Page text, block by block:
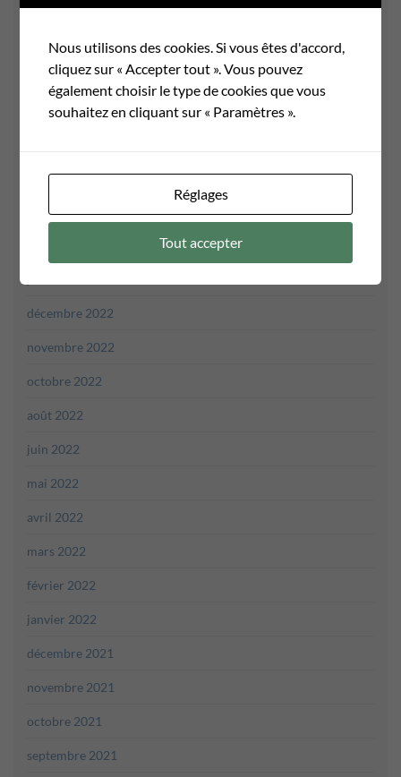
septembre 2023
août 2023
juillet 2023
juin 2023
avril 2023
mars 2023
décembre 2022
novembre 2022
octobre 2022
août 2022
juin 2022
mai 2022
avril 2022
mars 2022
février 2022
janvier 2022
décembre 2021
novembre 2021
octobre 2021
septembre 2021
Nous utilisons des cookies. Si vous êtes d'accord,
cliquez sur « Accepter tout ». Vous pouvez
également choisir le type de cookies que vous
souhaitez en cliquant sur « Paramètres ».
Réglages
Tout accepter